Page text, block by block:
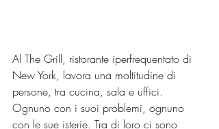
Al The Grill, ristorante iperfrequentato di
New York, lavora una moltitudine di
persone, tra cucina, sala e uffici.
Ognuno con i suoi problemi, ognuno
con le sue isterie. Tra di loro ci sono